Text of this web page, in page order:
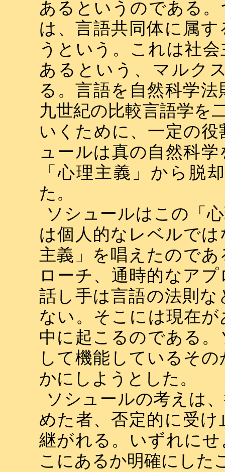
あるというのである
は、言語共同体に属
うという。これは社
あるという、マルク
る。言語を自然科学
九世紀の比較言語学を
いくために、一定の
ュールは真の自然科
「心理主義」から脱
た。
ソシュールはこの「
は個人的なレベルで
主義」を唱えたので
ローチ、通時的なア
話し手は言語の法則
ない。そこには現在
中に起こるのである
して機能しているそ
かにしようとした。
ソシュールの考えは
めた者、否定的に受
継がれる。いずれに
こにあるか明確にした